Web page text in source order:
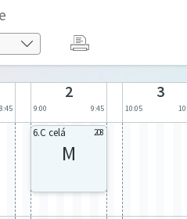
8:45
2
9:00 9:45
3
10:05
6.C celá 208
M